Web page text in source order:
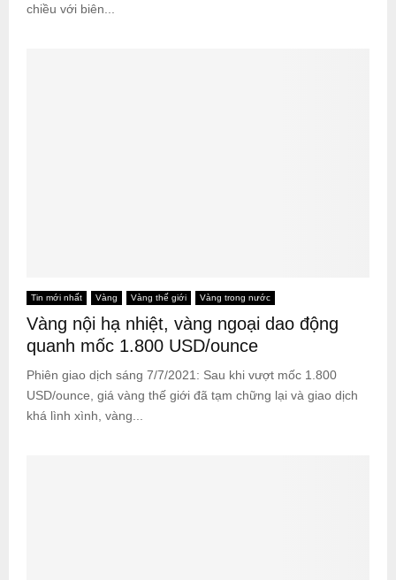
chiều với biên...
Tin mới nhất Vàng Vàng thế giới Vàng trong nước
Vàng nội hạ nhiệt, vàng ngoại dao động
quanh mốc 1.800 USD/ounce
Phiên giao dịch sáng 7/7/2021: Sau khi vượt mốc 1.800
USD/ounce, giá vàng thế giới đã tạm chững lại và giao dịch
khá lình xình, vàng...